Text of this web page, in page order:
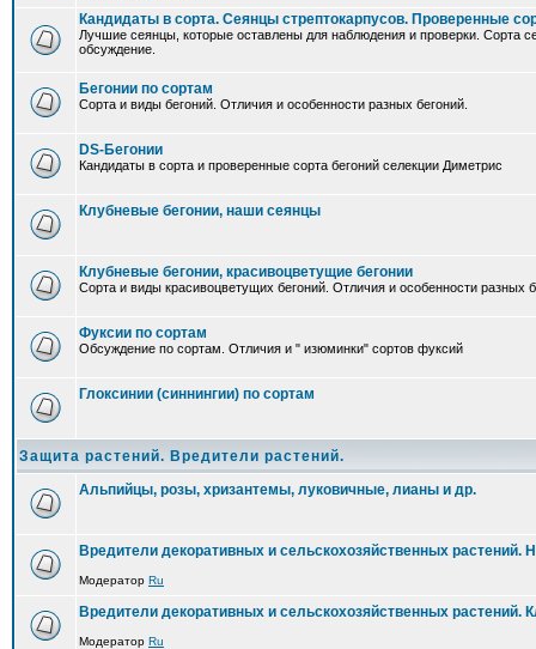
Кандидаты в сорта. Сеянцы стрептокарпусов. Проверенные
Лучшие сеянцы, которые оставлены для наблюдения и проверки. Сорта
обсуждение.
Бегонии по сортам
Сорта и виды бегоний. Отличия и особенности разных бегоний.
DS-Бегонии
Кандидаты в сорта и проверенные сорта бегоний селекции Диметрис
Клубневые бегонии, наши сеянцы
Клубневые бегонии, красивоцветущие бегонии
Сорта и виды красивоцветущих бегоний. Отличия и особенности разных
Фуксии по сортам
Обсуждение по сортам. Отличия и " изюминки" сортов фуксий
Глоксинии (синнингии) по сортам
Защита растений. Вредители растений.
Альпийцы, розы, хризантемы, луковичные, лианы и др.
Вредители декоративных и сельскохозяйственных растений.
Модератор Ru
Вредители декоративных и сельскохозяйственных растений.
Модератор Ru